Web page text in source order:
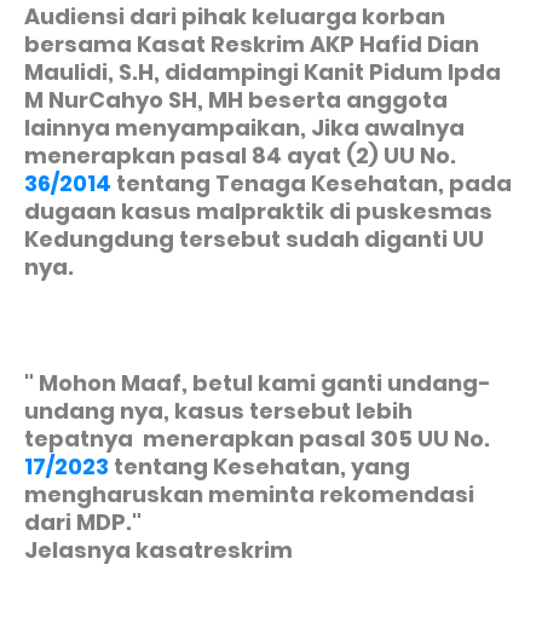
Audiensi dari pihak keluarga korban
bersama Kasat Reskrim AKP Hafid Dian
Maulidi, S.H, didampingi Kanit Pidum Ipda
M NurCahyo SH, MH beserta anggota
lainnya menyampaikan, Jika awalnya
menerapkan pasal 84 ayat (2) UU No.
36/2014 tentang Tenaga Kesehatan, pada
dugaan kasus malpraktik di puskesmas
Kedungdung tersebut sudah diganti UU
nya.
" Mohon Maaf, betul kami ganti undang-
undang nya, kasus tersebut lebih
tepatnya menerapkan pasal 305 UU No.
17/2023 tentang Kesehatan, yang
mengharuskan meminta rekomendasi
dari MDP."
Jelasnya kasatreskrim